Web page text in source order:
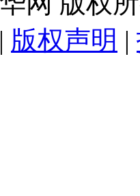
| 版权声明 |